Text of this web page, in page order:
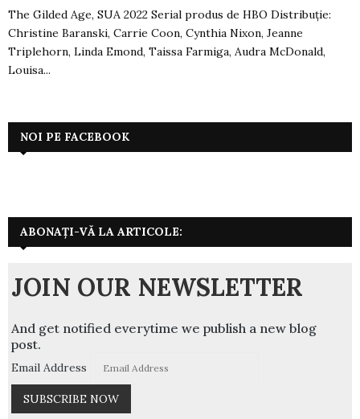
The Gilded Age, SUA 2022 Serial produs de HBO Distribuție:
Christine Baranski, Carrie Coon, Cynthia Nixon, Jeanne
Triplehorn, Linda Emond, Taissa Farmiga, Audra McDonald,
Louisa...
NOI PE FACEBOOK
ABONAȚI-VĂ LA ARTICOLE:
JOIN OUR NEWSLETTER
And get notified everytime we publish a new blog
post.
Email Address